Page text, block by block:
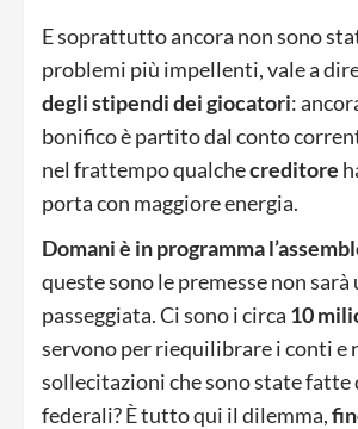
E soprattutto ancora non sono
problemi più impellenti, vale a
degli stipendi dei giocatori:
bonifico è partito dal conto
nel frattempo qualchecreditore
porta con maggiore energia.
Domani è in programma
queste sono le premesse non sarà
passeggiata. Ci sono i circa 10
servono per riequilibrare i conti e
sollecitazioni che sono state fatte
federali? È tutto qui il dilemma,